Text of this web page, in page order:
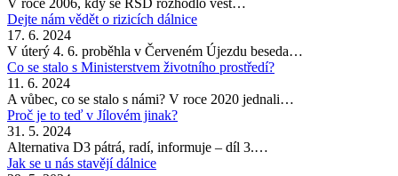
Dejte nám vědět o rizicích dálnice
17. 6. 2024
V úterý 4. 6. proběhla v Červeném Újezdu beseda…
Co se stalo s Ministerstvem životního prostředí?
11. 6. 2024
A vůbec, co se stalo s námi? V roce 2020 jednali…
Proč je to teď v Jílovém jinak?
31. 5. 2024
Alternativa D3 pátrá, radí, informuje – díl 3.…
Jak se u nás stavějí dálnice